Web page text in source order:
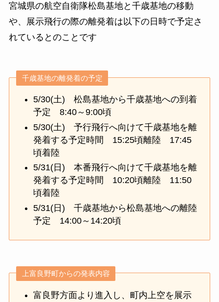
宮城県の航空自衛隊松島基地と千歳基地の移動
や、展示飛行の際の離発着は以下の日時で予定さ
れているとのことです
千歳基地の離発着の予定
5/30(土) 松島基地から千歳基地への到着
予定 8:40～9:00頃
5/30(土) 予行飛行へ向けて千歳基地を離
発着する予定時間 15:25頃離陸 17:45
頃着陸
5/31(日) 本番飛行へ向けて千歳基地を離
発着する予定時間 10:20頃離陸 11:50
頃着陸
5/31(日) 千歳基地から松島基地への離陸
予定 14:00～14:20頃
上富良野町からの発表内容
富良野方面より進入し、町内上空を展示